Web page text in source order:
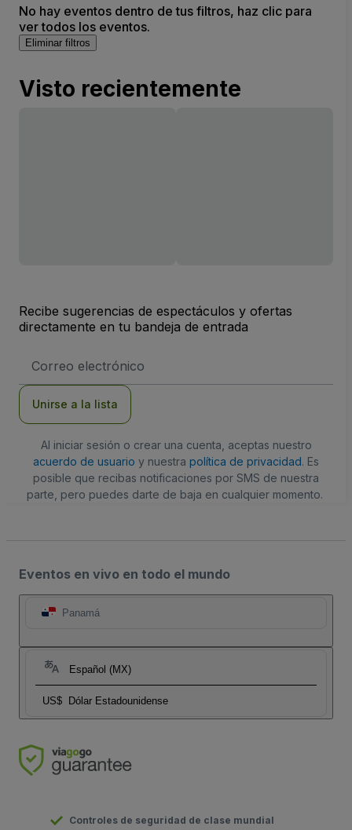
No hay eventos dentro de tus filtros, haz clic para
ver todos los eventos.
Eliminar filtros
Visto recientemente
Recibe sugerencias de espectáculos y ofertas
directamente en tu bandeja de entrada
de
Unirse a la lista
Al iniciar sesión o crear una cuenta, aceptas nuestro
acuerdo de usuario y nuestra política de privacidad. Es
posible que recibas notificaciones por SMS de nuestra
parte, pero puedes darte de baja en cualquier momento.
Eventos en vivo en todo el mundo
Panamá
Español (MX)
US$ Dólar Estadounidense
Controles de seguridad de clase mundial